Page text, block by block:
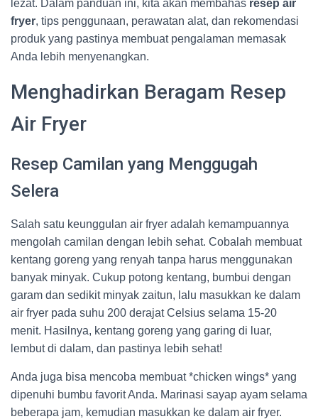
lezat. Dalam panduan ini, kita akan membahas resep air
fryer, tips penggunaan, perawatan alat, dan rekomendasi
produk yang pastinya membuat pengalaman memasak
Anda lebih menyenangkan.
Menghadirkan Beragam Resep
Air Fryer
Resep Camilan yang Menggugah
Selera
Salah satu keunggulan air fryer adalah kemampuannya
mengolah camilan dengan lebih sehat. Cobalah membuat
kentang goreng yang renyah tanpa harus menggunakan
banyak minyak. Cukup potong kentang, bumbui dengan
garam dan sedikit minyak zaitun, lalu masukkan ke dalam
air fryer pada suhu 200 derajat Celsius selama 15-20
menit. Hasilnya, kentang goreng yang garing di luar,
lembut di dalam, dan pastinya lebih sehat!
Anda juga bisa mencoba membuat *chicken wings* yang
dipenuhi bumbu favorit Anda. Marinasi sayap ayam selama
beberapa jam, kemudian masukkan ke dalam air fryer.